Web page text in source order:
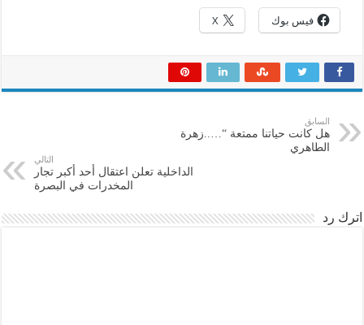
فيس بوك X
السابق
هل كانت حياتنا ممتعة “…..زهرة
الطاهري
التالي
الداخلية تعلن اعتقال أحد أكبر تجار
المخدرات في البصرة
اترك رد